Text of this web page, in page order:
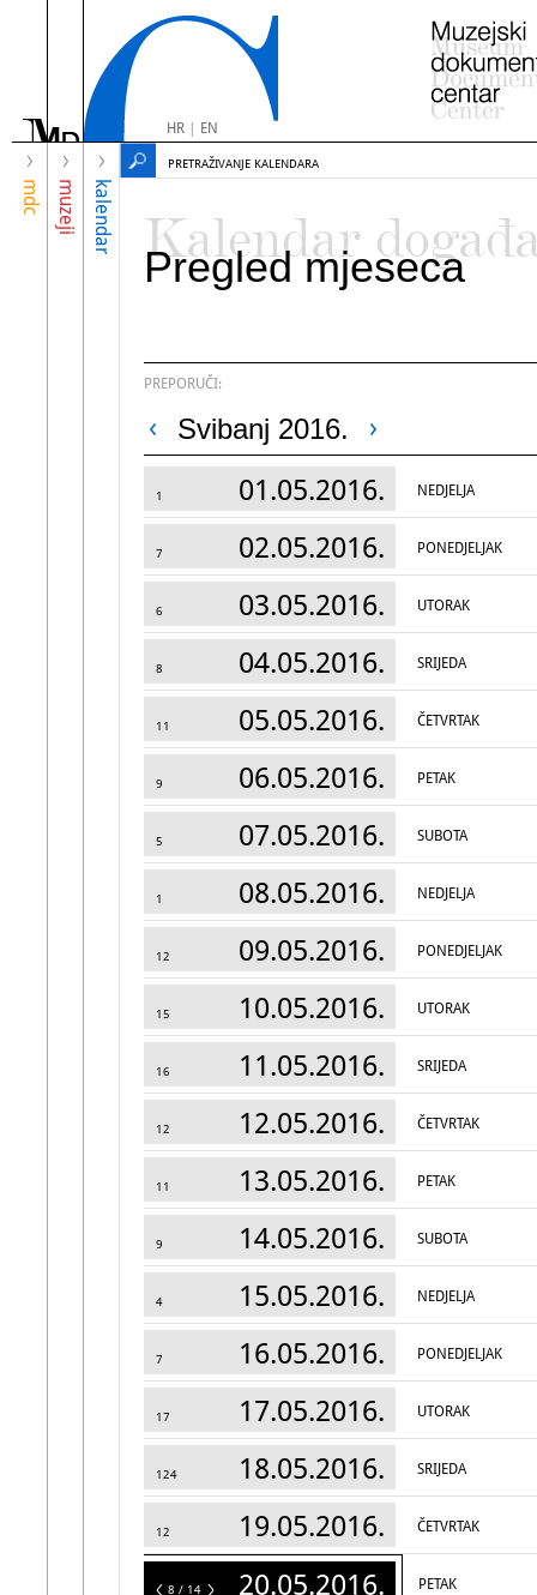
HR| EN
mdc muzeji kalendar
PRETRAŽIVANJE KALENDARA
Kalendar
Pregled mjeseca
PREPORUČI:
Svibanj 2016.
1 01.05.2016. NEDJELJA
7 02.05.2016. PONEDJELJAK
6 03.05.2016. UTORAK
8 04.05.2016. SRIJEDA
11 05.05.2016. ČETVRTAK
9 06.05.2016. PETAK
5 07.05.2016. SUBOTA
1 08.05.2016. NEDJELJA
12 09.05.2016. PONEDJELJAK
15 10.05.2016. UTORAK
16 11.05.2016. SRIJEDA
12 12.05.2016. ČETVRTAK
11 13.05.2016. PETAK
9 14.05.2016. SUBOTA
4 15.05.2016. NEDJELJA
7 16.05.2016. PONEDJELJAK
17 17.05.2016. UTORAK
124 18.05.2016. SRIJEDA
12 19.05.2016. ČETVRTAK
14 20.05.2016. PETAK
8 / 14